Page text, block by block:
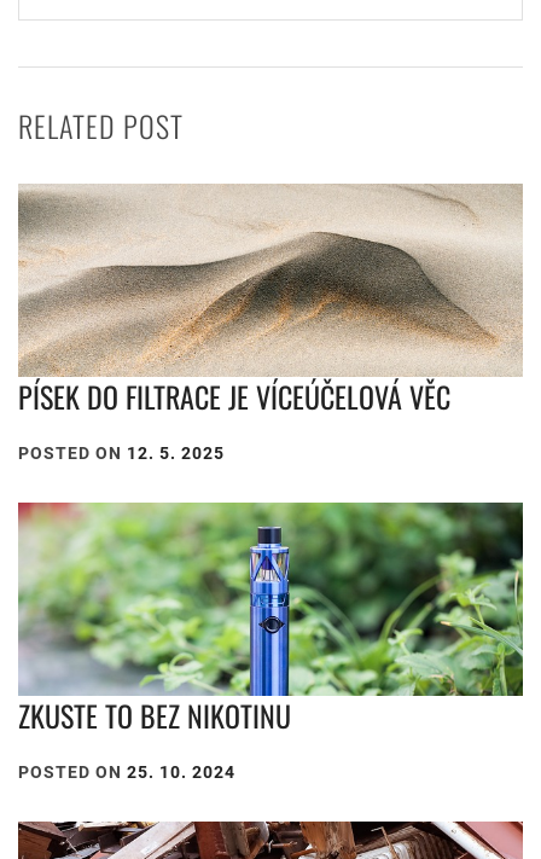
RELATED POST
PÍSEK DO FILTRACE JE VÍCEÚČELOVÁ VĚC
POSTED ON 12. 5. 2025
ZKUSTE TO BEZ NIKOTINU
POSTED ON 25. 10. 2024